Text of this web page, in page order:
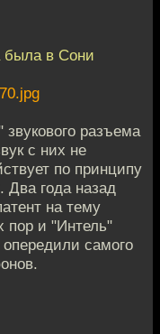
была в Сони
разъема
с них не
по принципу
года назад
на тему
пор и "Интель"
самого